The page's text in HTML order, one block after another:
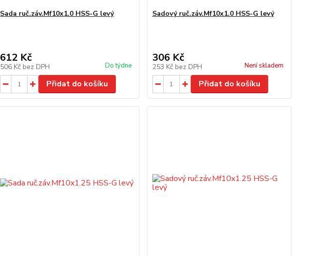
Sada ruč.záv.Mf10x1.0 HSS-G levý
612 Kč
506 Kč bez DPH Do týdne
Přidat do košíku
Sadový ruč.záv.Mf10x1.0 HSS-G levý
306 Kč
253 Kč bez DPH Není skladem
Přidat do košíku